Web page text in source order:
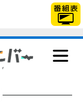
「TBSテレビ」トップ